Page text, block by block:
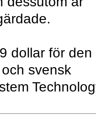
dollar för den
svensk